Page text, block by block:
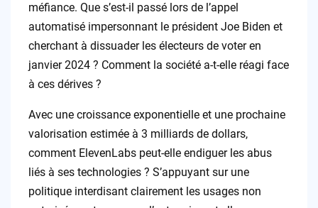
méfiance. Que s’est-il passé lors de l’appel
automatisé impersonnant le président Joe Biden et
cherchant à dissuader les électeurs de voter en
janvier 2024 ? Comment la société a-t-elle réagi face
à ces dérives ?
Avec une croissance exponentielle et une prochaine
valorisation estimée à 3 milliards de dollars,
comment ElevenLabs peut-elle endiguer les abus
liés à ses technologies ? S’appuyant sur une
politique interdisant clairement les usages non